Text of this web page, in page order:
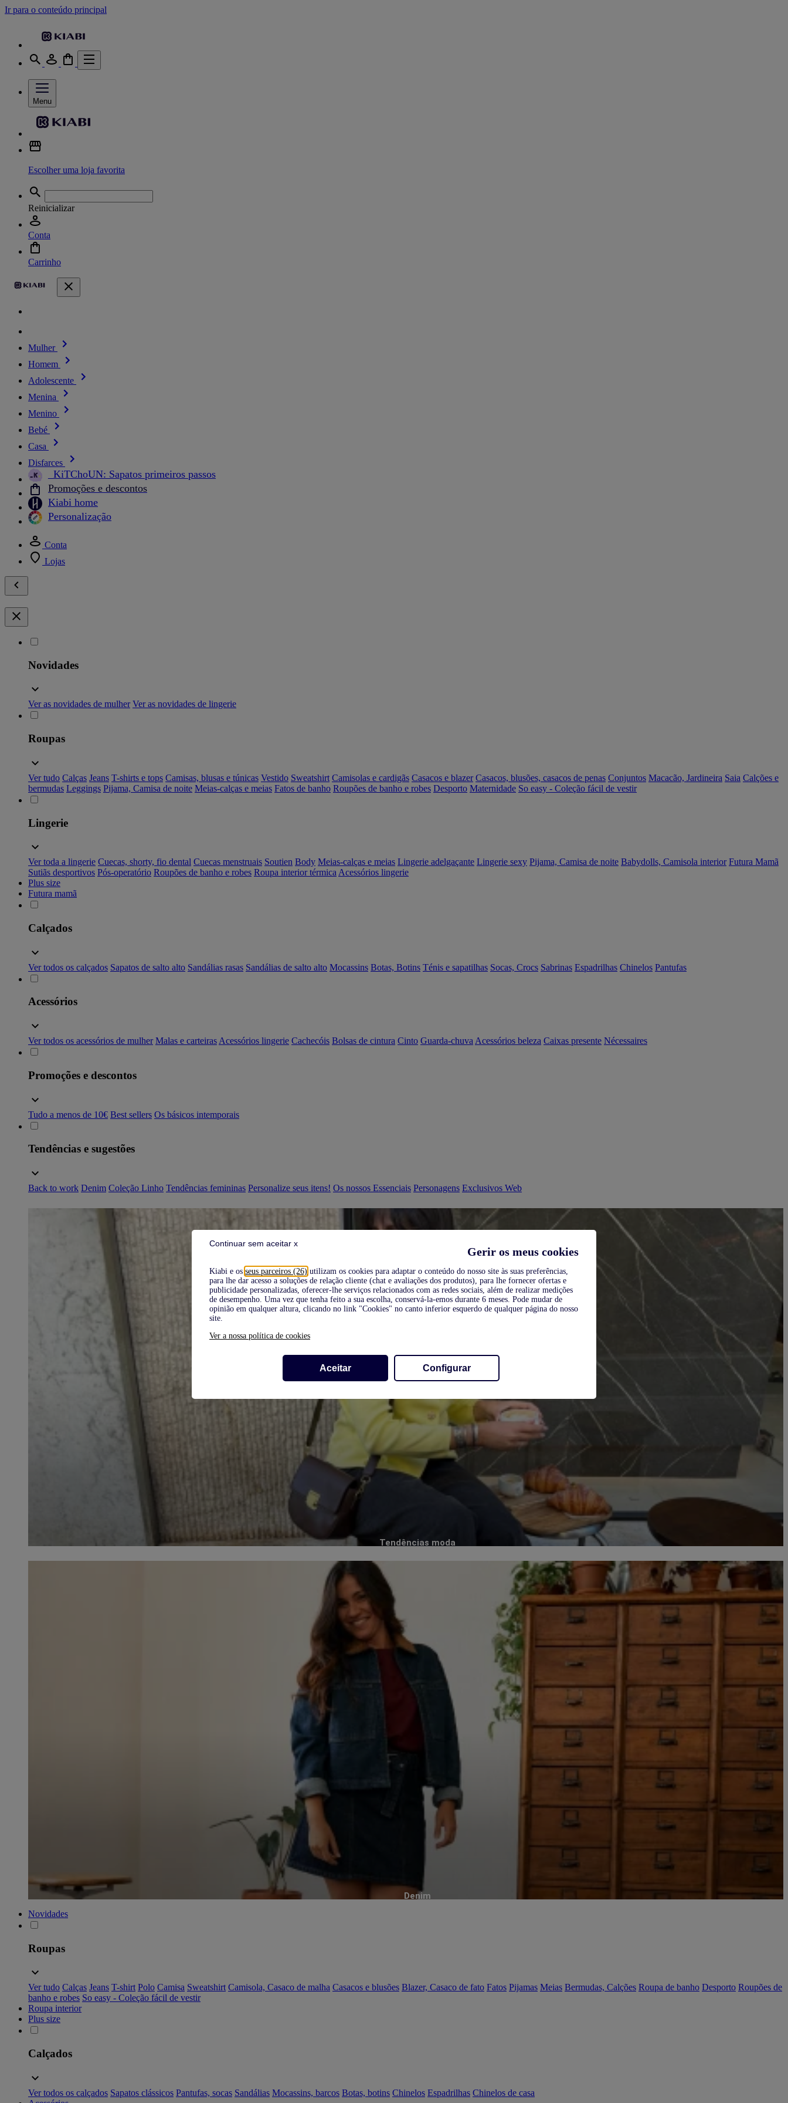
Gerir os meus cookies
Kiabi e os seus parceiros (26) utilizam os cookies para adaptar o conteúdo do nosso site às suas preferências,
para lhe dar acesso a soluções de relação cliente (chat e avaliações dos produtos), para lhe fornecer ofertas e
publicidade personalizadas, oferecer-lhe serviços relacionados com as redes sociais, além de realizar medições
de desempenho. Uma vez que tenha feito a sua escolha, conservá-la-emos durante 6 meses. Pode mudar de
opinião em qualquer altura, clicando no link "Cookies" no canto inferior esquerdo de qualquer página do nosso
site.
Ver a nossa política de cookies
Aceitar Configurar
Continuar sem aceitar x
Ir para o conteúdo principal
Menu
Escolher uma loja favorita
Reinicializar
Conta
Carrinho
Mulher
Homem
Adolescente
Menina
Menino
Bebé
Casa
Disfarces
_KiTChoUN: Sapatos primeiros passos
Promoções e descontos
Kiabi home
Personalização
Conta
Lojas
Novidades
Ver as novidades de mulher Ver as novidades de lingerie
Roupas
Ver tudo Calças Jeans T-shirts e tops Camisas, blusas e túnicas Vestido Sweatshirt Camisolas e cardigãs Casacos e blazer Casacos, blusões, casacos de penas Conjuntos Macacão, Jardineira Saia Calções e
bermudas Leggings Pijama, Camisa de noite Meias-calças e meias Fatos de banho Roupões de banho e robes Desporto Maternidade So easy - Coleção fácil de vestir
Lingerie
Ver toda a lingerie Cuecas, shorty, fio dental Cuecas menstruais Soutien Body Meias-calças e meias Lingerie adelgaçante Lingerie sexy Pijama, Camisa de noite Babydolls, Camisola interior Futura Mamã
Sutiãs desportivos Pós-operatório Roupões de banho e robes Roupa interior térmica Acessórios lingerie
Plus size
Futura mamã
Calçados
Ver todos os calçados Sapatos de salto alto Sandálias rasas Sandálias de salto alto Mocassins Botas, Botins Ténis e sapatilhas Socas, Crocs Sabrinas Espadrilhas Chinelos Pantufas
Acessórios
Ver todos os acessórios de mulher Malas e carteiras Acessórios lingerie Cachecóis Bolsas de cintura Cinto Guarda-chuva Acessórios beleza Caixas presente Nécessaires
Promoções e descontos
Tudo a menos de 10€ Best sellers Os básicos intemporais
Tendências e sugestões
Back to work Denim Coleção Linho Tendências femininas Personalize seus itens! Os nossos Essenciais Personagens Exclusivos Web
Tendências moda
Denim
Novidades
Roupas
Ver tudo Calças Jeans T-shirt Polo Camisa Sweatshirt Camisola, Casaco de malha Casacos e blusões Blazer, Casaco de fato Fatos Pijamas Meias Bermudas, Calções Roupa de banho Desporto Roupões de
banho e robes So easy - Coleção fácil de vestir
Roupa interior
Plus size
Calçados
Ver todos os calçados Sapatos clássicos Pantufas, socas Sandálias Mocassins, barcos Botas, botins Chinelos Espadrilhas Chinelos de casa